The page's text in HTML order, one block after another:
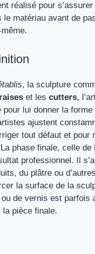
réalisé pour
matériau avant de
, la sculpture
et les cutters,
pour lui donner la
ajustent
tout défaut et pour
phase finale, celle de
professionnel. Il
du plâtre ou
la surface de la
de vernis est parfois
la pièce finale.